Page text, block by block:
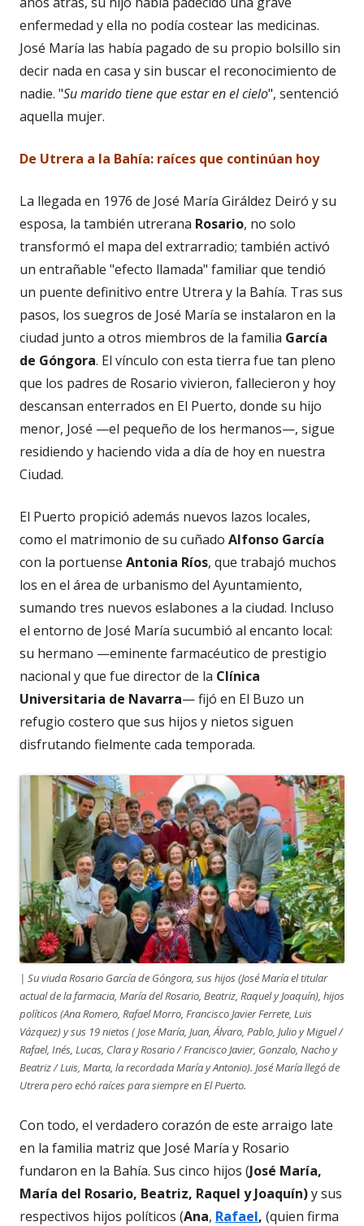
enfermedad y ella no podía costear las medicinas.
José María las había pagado de su propio bolsillo sin
decir nada en casa y sin buscar el reconocimiento de
nadie. "Su marido tiene que estar en el cielo", sentenció
aquella mujer.
De Utrera a la Bahía: raíces que continúan hoy
La llegada en 1976 de José María Giráldez Deiró y su
esposa, la también utrerana Rosario, no solo
transformó el mapa del extrarradio; también activó
un entrañable "efecto llamada" familiar que tendió
un puente definitivo entre Utrera y la Bahía. Tras sus
pasos, los suegros de José María se instalaron en la
ciudad junto a otros miembros de la familia García
de Góngora. El vínculo con esta tierra fue tan pleno
que los padres de Rosario vivieron, fallecieron y hoy
descansan enterrados en El Puerto, donde su hijo
menor, José —el pequeño de los hermanos—, sigue
residiendo y haciendo vida a día de hoy en nuestra
Ciudad.
El Puerto propició además nuevos lazos locales,
como el matrimonio de su cuñado Alfonso García
con la portuense Antonia Ríos, que trabajó muchos
los en el área de urbanismo del Ayuntamiento,
sumando tres nuevos eslabones a la ciudad. Incluso
el entorno de José María sucumbió al encanto local:
su hermano —eminente farmacéutico de prestigio
nacional y que fue director de la Clínica
Universitaria de Navarra— fijó en El Buzo un
refugio costero que sus hijos y nietos siguen
disfrutando fielmente cada temporada.
| Su viuda Rosario García de Góngora, sus hijos (José María el titular
actual de la farmacia, María del Rosario, Beatriz, Raquel y Joaquín), hijos
políticos (Ana Romero, Rafael Morro, Francisco Javier Ferrete, Luis
Vázquez) y sus 19 nietos ( Jose María, Juan, Álvaro, Pablo, Julio y Miguel /
Rafael, Inés, Lucas, Clara y Rosario / Francisco Javier, Gonzalo, Nacho y
Beatriz / Luis, Marta, la recordada María y Antonio). José María llegó de
Utrera pero echó raíces para siempre en El Puerto.
Con todo, el verdadero corazón de este arraigo late
en la familia matriz que José María y Rosario
fundaron en la Bahía. Sus cinco hijos (José María,
María del Rosario, Beatriz, Raquel y Joaquín)y sus
respectivos hijos políticos (Ana, Rafael, (quien firma